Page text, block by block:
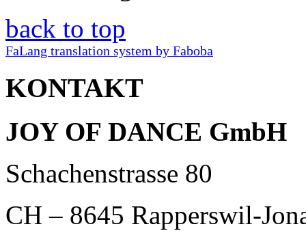
back to top
FaLang translation system by Faboba
KONTAKT
JOY OF DANCE GmbH
Schachenstrasse 80
CH – 8645 Rapperswil-